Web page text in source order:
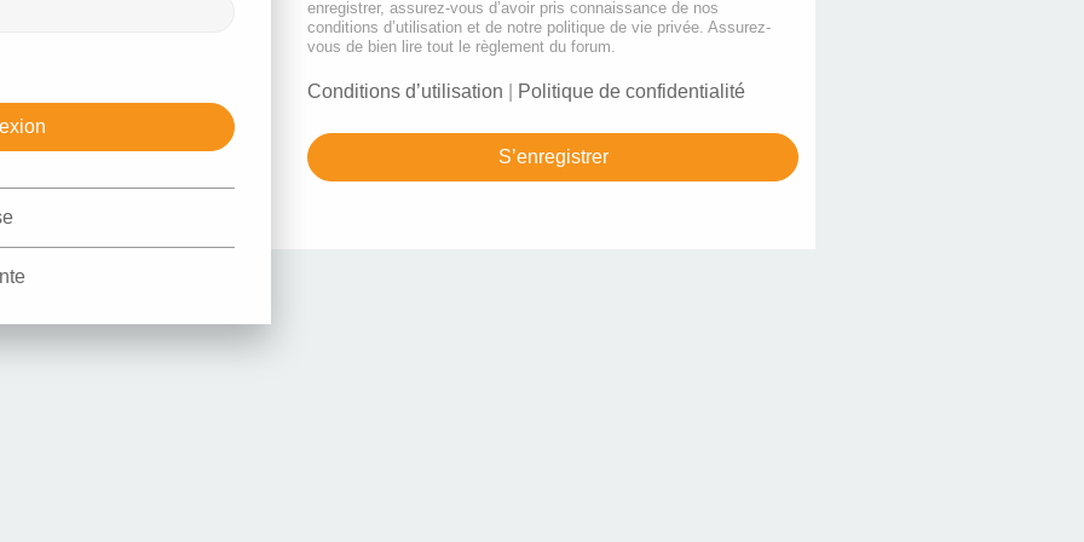
enregistrer, assurez-vous d’avoir pris connaissance de nos
conditions d’utilisation et de notre politique de vie privée. Assurez-
vous de bien lire tout le règlement du forum.
Conditions d’utilisation Politique de confidentialité
S’enregistrer